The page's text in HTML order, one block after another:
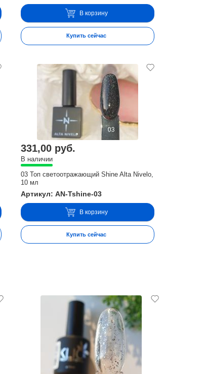
В корзину
Купить сейчас
331,00 руб.
В наличии
03 Топ светоотражающий Shine Alta Nivelo,
10 мл
Артикул: AN-Tshine-03
В корзину
Купить сейчас